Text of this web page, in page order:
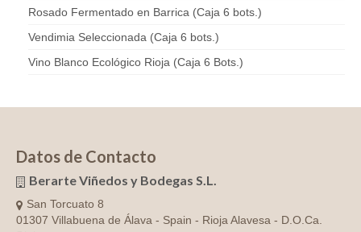
Rosado Fermentado en Barrica (Caja 6 bots.)
Vendimia Seleccionada (Caja 6 bots.)
Vino Blanco Ecológico Rioja (Caja 6 Bots.)
Datos de Contacto
Berarte Viñedos y Bodegas S.L.
San Torcuato 8
01307 Villabuena de Álava - Spain - Rioja Alavesa - D.O.Ca.